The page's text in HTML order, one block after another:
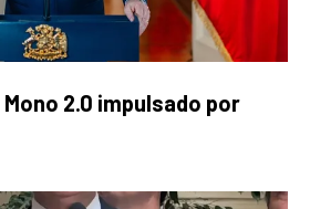
2.0 impulsado por